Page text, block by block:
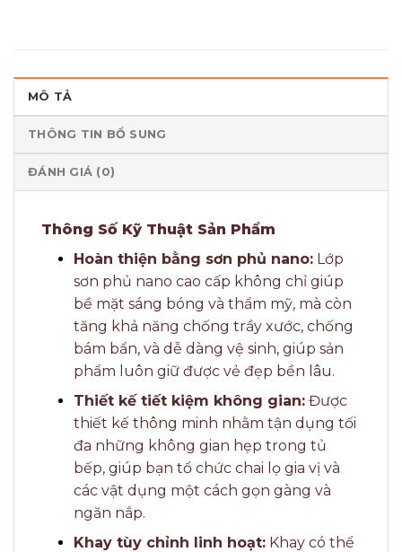
MÔ TẢ
THÔNG TIN BỔ SUNG
ĐÁNH GIÁ (0)
Thông Số Kỹ Thuật Sản Phẩm
Hoàn thiện bằng sơn phủ nano:Lớp
sơn phủ nano cao cấp không chỉ giúp
bề mặt sáng bóng và thẩm mỹ, mà còn
tăng khả năng chống trầy xước, chống
bám bẩn, và dễ dàng vệ sinh, giúp sản
phẩm luôn giữ được vẻ đẹp bền lâu.
Thiết kế tiết kiệm không gian:Được
thiết kế thông minh nhằm tận dụng tối
đa những không gian hẹp trong tủ
bếp, giúp bạn tổ chức chai lọ gia vị và
các vật dụng một cách gọn gàng và
ngăn nắp.
Khay tùy chỉnh linh hoạt:Khay có thể